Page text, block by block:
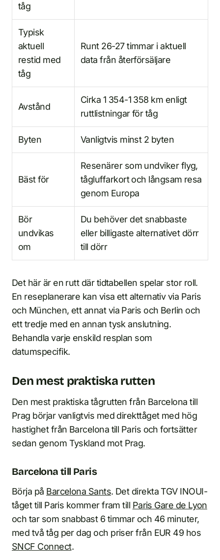
tåg
Typisk
aktuell
restid med
tåg
Runt 26-27 timmar i aktuell
data från återförsäljare
Avstånd
Cirka 1 354-1 358 km enligt
ruttlistningar för tåg
Byten Vanligtvis minst 2 byten
Bäst för
Resenärer som undviker flyg,
tågluffarkort och långsam resa
genom Europa
Bör
undvikas
om
Du behöver det snabbaste
eller billigaste alternativet dörr
till dörr
Det här är en rutt där tidtabellen spelar stor roll.
En reseplanerare kan visa ett alternativ via Paris
och München, ett annat via Paris och Berlin och
ett tredje med en annan tysk anslutning.
Behandla varje enskild resplan som
datumspecifik.
Den mest praktiska rutten
Den mest praktiska tågrutten från Barcelona till
Prag börjar vanligtvis med direkttåget med hög
hastighet från Barcelona till Paris och fortsätter
sedan genom Tyskland mot Prag.
Barcelona till Paris
Börja på Barcelona Sants. Det direkta TGV INOUI-
tåget till Paris kommer fram till Paris Gare de Lyon
och tar som snabbast 6 timmar och 46 minuter,
med två tåg per dag och priser från EUR 49 hos
SNCF Connect.